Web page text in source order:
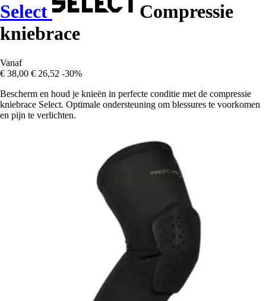
Select
Compressie
kniebrace
Vanaf
€ 38,00 € 26,52 -30%
Bescherm en houd je knieën in perfecte conditie met de compressie
kniebrace Select. Optimale ondersteuning om blessures te voorkomen
en pijn te verlichten.